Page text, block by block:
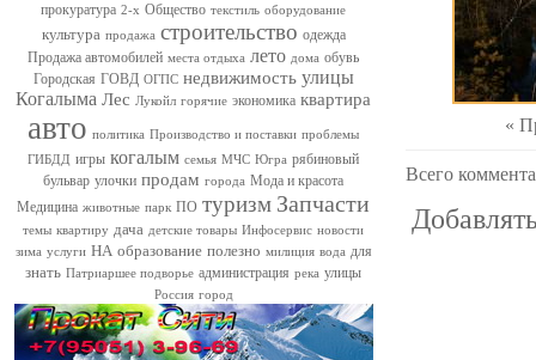
прокуратура 2-х Общество текстиль оборудование
культура продажа строительство одежда
Продажа автомобилей места отдыха лето дома обувь
Городская ГОВД ОГПС недвижимость улицы
Когалыма Лес Лукойл горячие экономика квартира
авто политика Производство и поставки проблемы
ГИБДД игры когалым семья МЧС Югра рябиновый
бульвар улочки продам города Мода и красота
Медицина животные парк ПО туризм Запчасти
темы квартиру дача детские товары Инфосервис новости
зима услуги НА образование полезно милиция вода для
знать Патриаршее подворье администрация река улицы
Россия город
«
Всего